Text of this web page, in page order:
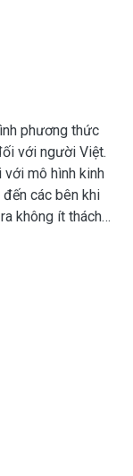
phương thức
với người Việt.
với mô hình kinh
các bên khi
không ít thách
quản lý
nhiều…. Bài viết
lý thuế đối với
pháp nhằm hỗ
này mang lại